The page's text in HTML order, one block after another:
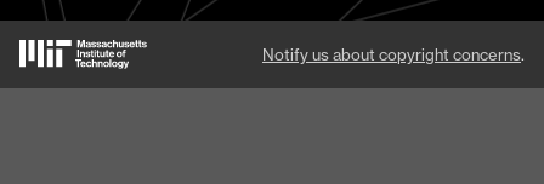
Notify us about copyright concerns.